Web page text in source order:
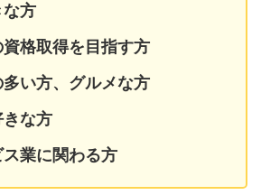
な方
資格取得を目指す方
多い方、グルメな方
きな方
ス業に関わる方